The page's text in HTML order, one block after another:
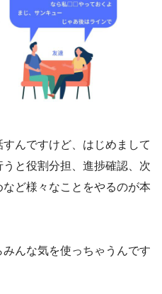
んですけど、はじめまして
と役割分担、進捗確認、次
ど様々なことをやるのが本
んな気を使っちゃうんです